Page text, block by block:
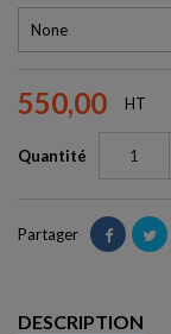
550,00 HT
Quantité
Partager
DESCRIPTION